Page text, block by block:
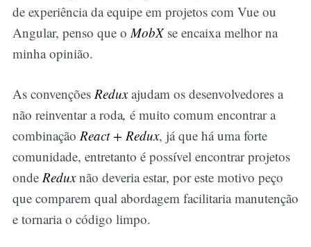
de experiência da equipe em projetos com Vue ou
Angular, penso que o MobXse encaixa melhor na
minha opinião.
As convenções Reduxajudam os desenvolvedores a
não reinventar a roda, é muito comum encontrar a
combinação React + Redux, já que há uma forte
comunidade, entretanto é possível encontrar projetos
onde Reduxnão deveria estar, por este motivo peço
que comparem qual abordagem facilitaria manutenção
e tornaria o código limpo.